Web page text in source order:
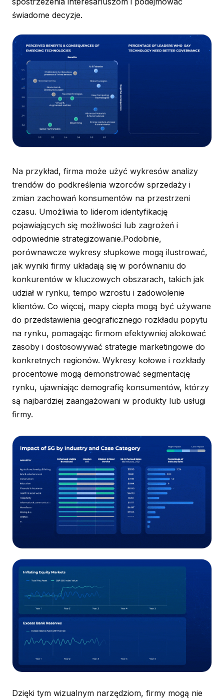
świadome decyzje.
Na przykład, firma może użyć wykresów analizy
trendów do podkreślenia wzorców sprzedaży i
zmian zachowań konsumentów na przestrzeni
czasu. Umożliwia to liderom identyfikację
pojawiających się możliwości lub zagrożeń i
odpowiednie strategizowanie.Podobnie,
porównawcze wykresy słupkowe mogą ilustrować,
jak wyniki firmy układają się w porównaniu do
konkurentów w kluczowych obszarach, takich jak
udział w rynku, tempo wzrostu i zadowolenie
klientów. Co więcej, mapy ciepła mogą być używane
do przedstawienia geograficznego rozkładu popytu
na rynku, pomagając firmom efektywniej alokować
zasoby i dostosowywać strategie marketingowe do
konkretnych regionów. Wykresy kołowe i rozkłady
procentowe mogą demonstrować segmentację
rynku, ujawniając demografię konsumentów, którzy
są najbardziej zaangażowani w produkty lub usługi
firmy.
Dzięki tym wizualnym narzędziom, firmy mogą nie